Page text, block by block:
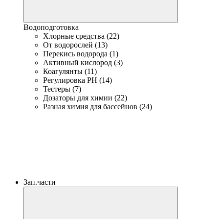
Водоподготовка
Хлорные средства (22)
От водорослей (13)
Перекись водорода (1)
Активный кислород (3)
Коагулянты (11)
Регулировка PH (14)
Тестеры (7)
Дозаторы для химии (22)
Разная химия для бассейнов (24)
Зап.части